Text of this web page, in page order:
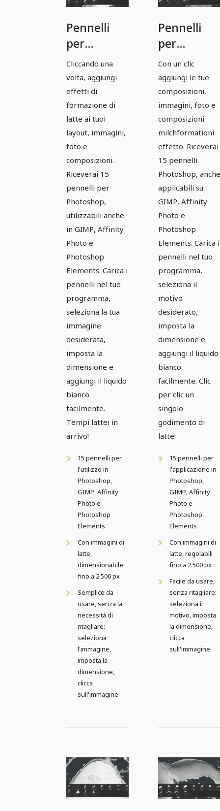
Pennelli
per
Photoshop,
GIMP,
Affinity
Photo &
Co: Milk-
Bilder 5
Cliccando una
volta, aggiungi
effetti di
formazione di
latte ai tuoi
layout, immagini,
foto e
composizioni.
Riceverai 15
pennelli per
Photoshop,
utilizzabili anche
in GIMP, Affinity
Photo e
Photoshop
Elements. Carica i
pennelli nel tuo
programma,
seleziona la tua
immagine
desiderata,
imposta la
dimensione e
aggiungi il liquido
bianco
facilmente.
Tempi lattei in
arrivo!
15 pennelli per
l'utilizzo in
Photoshop,
GIMP, Affinity
Photo e
Photoshop
Elements
Con immagini di
latte,
dimensionabile
fino a 2.500 px
Semplice da
usare, senza la
necessità di
ritagliare:
seleziona
l'immagine,
imposta la
dimensione,
clicca
sull'immagine
Pennelli
per
Photoshop,
GIMP,
Affinity
Photo &
Co:
Immagini
di latte 6
Con un clic
aggiungi le tue
composizioni,
immagini, foto e
composizioni
milchformationi
effetto. Riceverai
15 pennelli
Photoshop, anche
applicabili su
GIMP, Affinity
Photo e
Photoshop
Elements. Carica i
pennelli nel tuo
programma,
seleziona il
motivo
desiderato,
imposta la
dimensione e
aggiungi il liquido
bianco
facilmente. Clic
per clic un
singolo
godimento di
latte!
15 pennelli per
l'applicazione in
Photoshop,
GIMP, Affinity
Photo e
Photoshop
Elements
Con immagini di
latte, regolabili
fino a 2.500 px
Facile da usare,
senza ritagliare:
seleziona il
motivo, imposta
la dimensione,
clicca
sull'immagine